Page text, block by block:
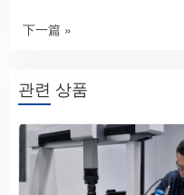
下一篇 »
관련 상품